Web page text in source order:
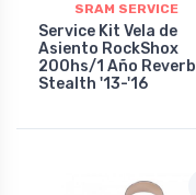
SRAM SERVICE
Service Kit Vela de
Asiento RockShox
200hs/1 Año Reverb
Stealth '13-'16